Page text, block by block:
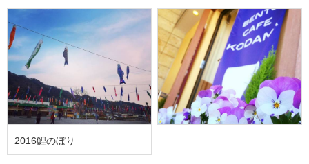
2016鯉のぼり